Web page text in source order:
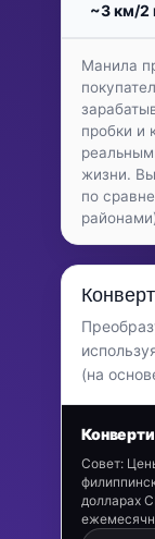
~3 км/2
Манила
пробки и
жизни.
по
(на
Совет:
долларах